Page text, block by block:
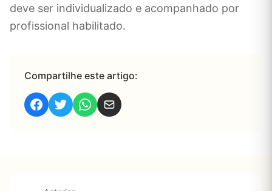
deve ser individualizado e acompanhado por
profissional habilitado.
Compartilhe este artigo: